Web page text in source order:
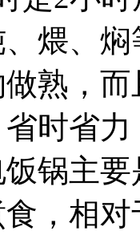
煨、
熟，
时省
锅主
，相